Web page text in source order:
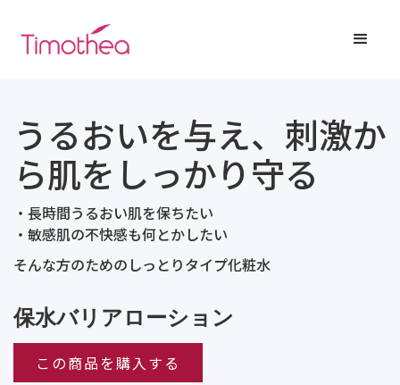
うるおいを与え、刺激か
ら肌をしっかり守る
・長時間うるおい肌を保ちたい
・敏感肌の不快感も何とかしたい
そんな方のためのしっとりタイプ化粧水
保水バリアローション
この商品を購入する